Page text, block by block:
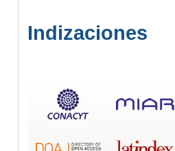
Indizaciones